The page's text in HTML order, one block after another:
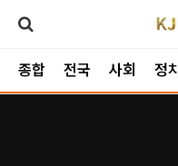
종합 전국 사회 정치